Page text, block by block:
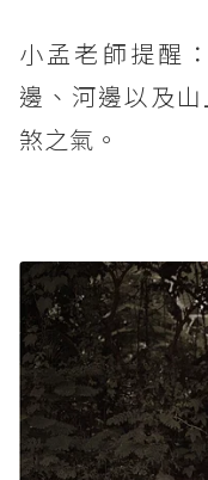
小孟老師提醒
邊、河邊以及
煞之氣。